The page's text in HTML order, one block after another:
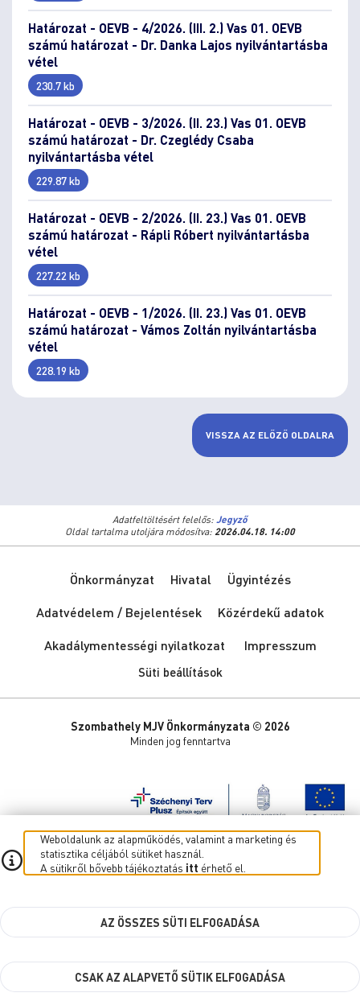
Határozat - OEVB - 4/2026. (III. 2.) Vas 01. OEVB
számú határozat - Dr. Danka Lajos nyilvántartásba
vétel
230.7 kb
Határozat - OEVB - 3/2026. (II. 23.) Vas 01. OEVB
számú határozat - Dr. Czeglédy Csaba
nyilvántartásba vétel
229.87 kb
Határozat - OEVB - 2/2026. (II. 23.) Vas 01. OEVB
számú határozat - Rápli Róbert nyilvántartásba
vétel
227.22 kb
Határozat - OEVB - 1/2026. (II. 23.) Vas 01. OEVB
számú határozat - Vámos Zoltán nyilvántartásba
vétel
228.19 kb
VISSZA AZ ELŐZŐ OLDALRA
Adatfeltöltésért felelős: Jegyző
Oldal tartalma utoljára módosítva: 2026.04.18. 14:00
Önkormányzat Hivatal
Ügyintézés
Adatvédelem / Bejelentések
Közérdekű adatok
Akadálymentességi nyilatkozat
Impresszum
Süti beállítások
Szombathely MJV Önkormányzata © 2026
Minden jog fenntartva
Weboldalunk az alapműködés, valamint a marketing és
statisztika céljából sütiket használ.
A sütikről bővebb tájékoztatás itt érhető el.
AZ ÖSSZES SÜTI ELFOGADÁSA
CSAK AZ ALAPVETŐ SÜTIK ELFOGADÁSA